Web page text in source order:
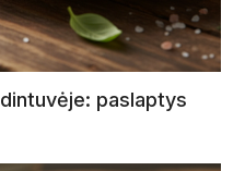
paslaptys